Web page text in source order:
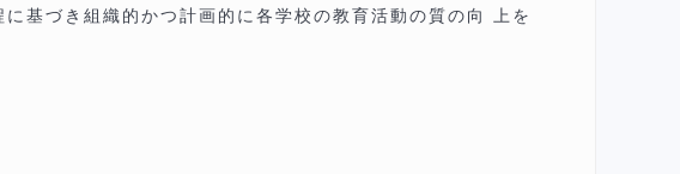
基づき組織的かつ計画的に各学校の教育活動の質の向 上を